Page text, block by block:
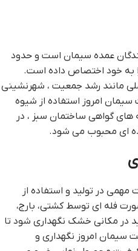
عمده سیمان است و حدود
به خود اختصاص داده است.
مانند رشد جمعیت ، شهرنشینی
امروز استفاده از شیوه
های گواهی ساختمان سبز ، در
ای محبوب می شود.
در تولید و استفاده از
فله ای توسط کشتی، بارج،
در مکانی خشک نگهداری شود تا
سیمان امروز نگهداری و